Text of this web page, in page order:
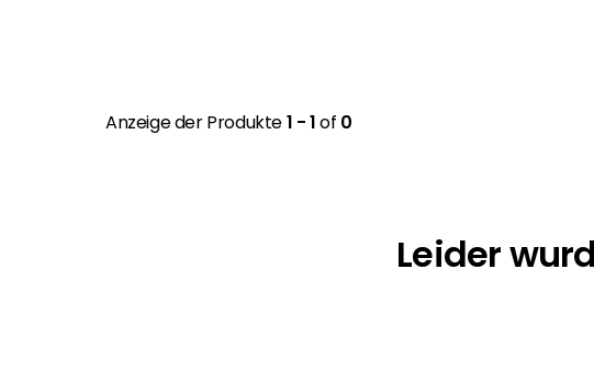
Anzeige der Produkte1 - 1of 0
Leider